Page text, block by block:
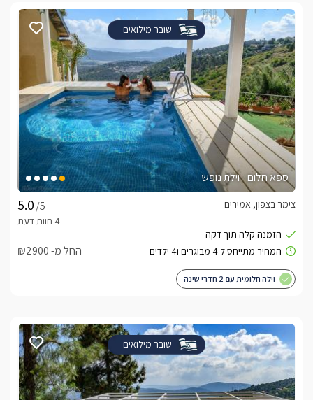
שובר מילואים
ספא חלום - וילת נופש
/5
צימר בצפון, אמירים
החל מ- ₪2900
וילה חלומית עם 2 חדרי שינה
שובר מילואים